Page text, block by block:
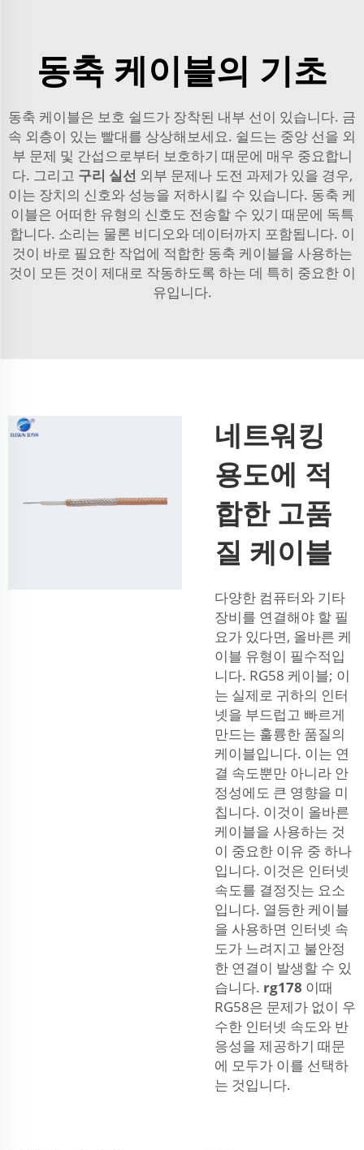
동축 케이블의 기초
동축 케이블은 보호 쉴드가 장착된 내부 선이 있습니다. 금
속 외층이 있는 빨대를 상상해보세요. 쉴드는 중앙 선을 외
부 문제 및 간섭으로부터 보호하기 때문에 매우 중요합니
다. 그리고 구리 실선 외부 문제나 도전 과제가 있을 경우,
이는 장치의 신호와 성능을 저하시킬 수 있습니다. 동축 케
이블은 어떠한 유형의 신호도 전송할 수 있기 때문에 독특
합니다. 소리는 물론 비디오와 데이터까지 포함됩니다. 이
것이 바로 필요한 작업에 적합한 동축 케이블을 사용하는
것이 모든 것이 제대로 작동하도록 하는 데 특히 중요한 이
유입니다.
네트워킹
용도에 적
합한 고품
질 케이블
다양한 컴퓨터와 기타
장비를 연결해야 할 필
요가 있다면, 올바른 케
이블 유형이 필수적입
니다. RG58 케이블; 이
는 실제로 귀하의 인터
넷을 부드럽고 빠르게
만드는 훌륭한 품질의
케이블입니다. 이는 연
결 속도뿐만 아니라 안
정성에도 큰 영향을 미
칩니다. 이것이 올바른
케이블을 사용하는 것
이 중요한 이유 중 하나
입니다. 이것은 인터넷
속도를 결정짓는 요소
입니다. 열등한 케이블
을 사용하면 인터넷 속
도가 느려지고 불안정
한 연결이 발생할 수 있
습니다. rg178 이때
RG58은 문제가 없이 우
수한 인터넷 속도와 반
응성을 제공하기 때문
에 모두가 이를 선택하
는 것입니다.